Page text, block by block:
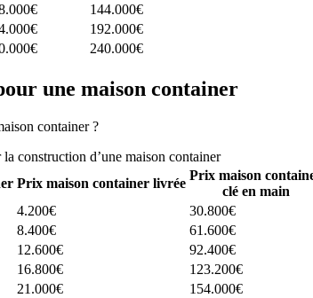
144.000€
192.000€
240.000€
une maison container
container ?
construction d’une maison container
Prix maison container livrée
Prix maison
clé en main
4.200€
30.800€
8.400€
61.600€
12.600€
92.400€
16.800€
123.200€
21.000€
154.000€